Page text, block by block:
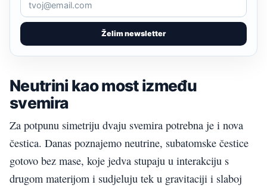
Želim newsletter
Neutrini kao most između
svemira
Za potpunu simetriju dvaju svemira potrebna je i nova
čestica. Danas poznajemo neutrine, subatomske čestice
gotovo bez mase, koje jedva stupaju u interakciju s
drugom materijom i sudjeluju tek u gravitaciji i slaboj